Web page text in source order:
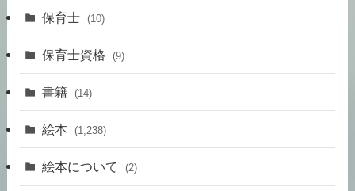
保育士 (10)
保育士資格 (9)
書籍 (14)
絵本 (1,238)
絵本について (2)